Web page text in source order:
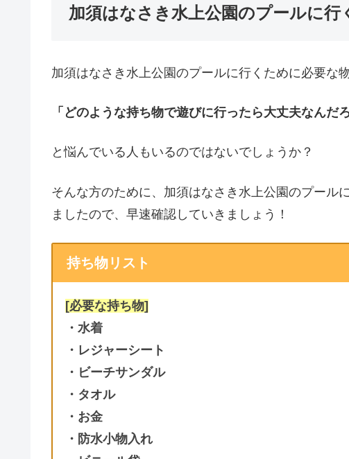
加須はなさき水上公園のプールに行
加須はなさき水上公園のプールに行くために必要な
「どのような持ち物で遊びに行ったら大丈夫なんだ
と悩んでいる人もいるのではないでしょうか？
そんな方のために、加須はなさき水上公園のプール
ましたので、早速確認していきましょう！
持ち物リスト
[必要な持ち物]
・水着
・レジャーシート
・ビーチサンダル
・タオル
・お金
・防水小物入れ